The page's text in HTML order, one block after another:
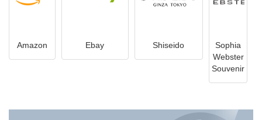
Amazon Ebay Shiseido
Sophia
Webster
Souvenir